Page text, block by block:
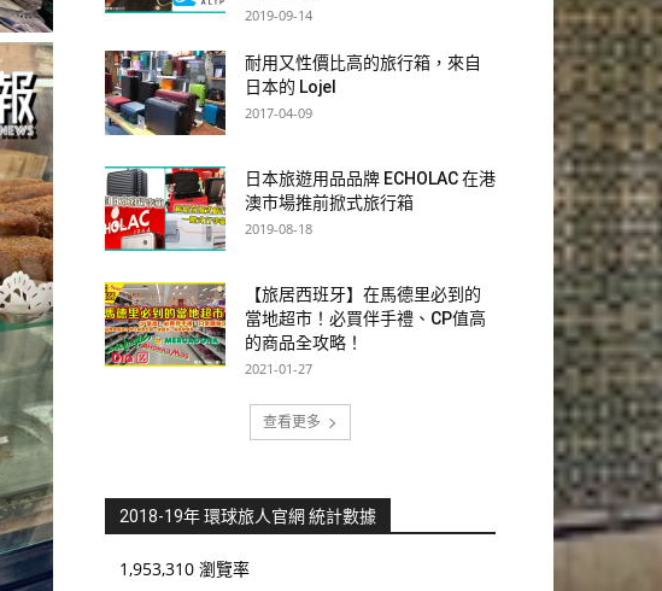
2019-09-14
耐用又性價比高的旅行箱，來自
日本的 Lojel
2017-04-09
日本旅遊用品品牌 ECHOLAC 在港
澳市場推前掀式旅行箱
2019-08-18
【旅居西班牙】在馬德里必到的
當地超市！必買伴手禮、CP值高
的商品全攻略！
2021-01-27
查看更多
2018-19年 環球旅人官網 統計數據
1,953,310 瀏覽率